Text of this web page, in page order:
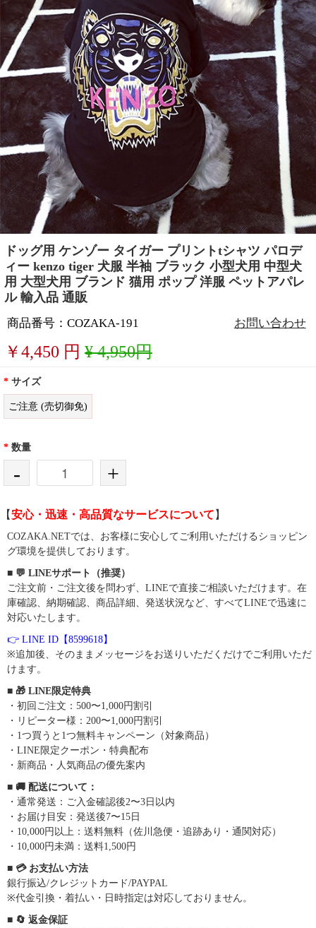
ドッグ用 ケンゾー タイガー プリントtシャツ パロデ
ィー kenzo tiger 犬服 半袖 ブラック 小型犬用 中型犬
用 大型犬用 ブランド 猫用 ポップ 洋服 ペットアパレ
ル 輸入品 通販
商品番号：COZAKA-191 お問い合わせ
￥4,450 円 ¥ 4,950円
* サイズ
ご注意 (売切御免)
* 数量
- +
【安心・迅速・高品質なサービスについて 】
COZAKA.NETでは、お客様に安心してご利用いただけるショッピン
グ環境を提供しております。
■ 💬 LINEサポート（推奨）
ご注文前・ご注文後を問わず、LINEで直接ご相談いただけます。在
庫確認、納期確認、商品詳細、発送状況など、すべてLINEで迅速に
対応いたします。
👉 LINE ID【8599618】
※追加後、そのままメッセージをお送りいただくだけでご利用いただ
けます。
■ 🎁 LINE限定特典
・初回ご注文：500〜1,000円割引
・リピーター様：200〜1,000円割引
・1つ買うと1つ無料キャンペーン（対象商品）
・LINE限定クーポン・特典配布
・新商品・人気商品の優先案内
■ 🚚 配送について：
・通常発送：ご入金確認後2〜3日以内
・お届け目安：発送後7〜15日
・10,000円以上：送料無料（佐川急便・追跡あり・通関対応）
・10,000円未満：送料1,500円
■ 💳 お支払い方法
銀行振込/クレジットカード/PAYPAL
※代金引換・着払い・日時指定は対応しておりません。
■ 🔄 返金保証